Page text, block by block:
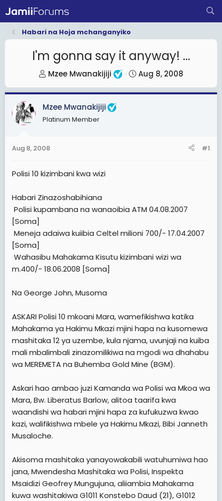
Habari na Hoja mchanganyiko
I'm gonna say it anyway! ...
T
h
r
e
a
s
a
Mzee Mwanakijiji
S
t
a
Aug 8, 2008
Mzee Mwanakijiji
Platinum Member
Aug 8, 2008 #1
Polisi 10 kizimbani kwa wizi
Habari Zinazoshabihiana
 Polisi kupambana na wanaoibia ATM 04.08.2007
[Soma]
 Meneja adaiwa kuiibia Celtel milioni 700/- 17.04.2007
[Soma]
 Wahasibu Mahakama Kisutu kizimbani wizi wa
m.400/- 18.06.2008 [Soma]
Na George John, Musoma
ASKARI Polisi 10 mkoani Mara, wamefikishwa katika
Mahakama ya Hakimu Mkazi mjini hapa na kusomewa
mashitaka 12 ya uzembe, kula njama, uvunjaji na kuiba
mali mbalimbali zinazomilikiwa na mgodi wa dhahabu
wa MEREMETA na Buhemba Gold Mine (BGM).
Askari hao ambao juzi Kamanda wa Polisi wa Mkoa wa
Mara, Bw. Liberatus Barlow, alitoa taarifa kwa
waandishi wa habari mjini hapa za kufukuzwa kwao
kazi, walifikishwa mbele ya Hakimu Mkazi, Bibi Janneth
Musaloche.
Akisoma mashitaka yanayowakabili watuhumiwa hao
jana, Mwendesha Mashitaka wa Polisi, Inspekta
Msaidizi Geofrey Mungujuna, aliiambia Mahakama
kuwa washitakiwa G1011 Konstebo Daud (21), G1012